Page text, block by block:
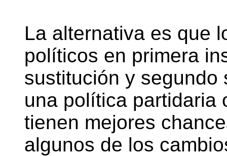
La alternativa es que
políticos en primera
sustitución y segundo
una política partidaria
tienen mejores
algunos de los